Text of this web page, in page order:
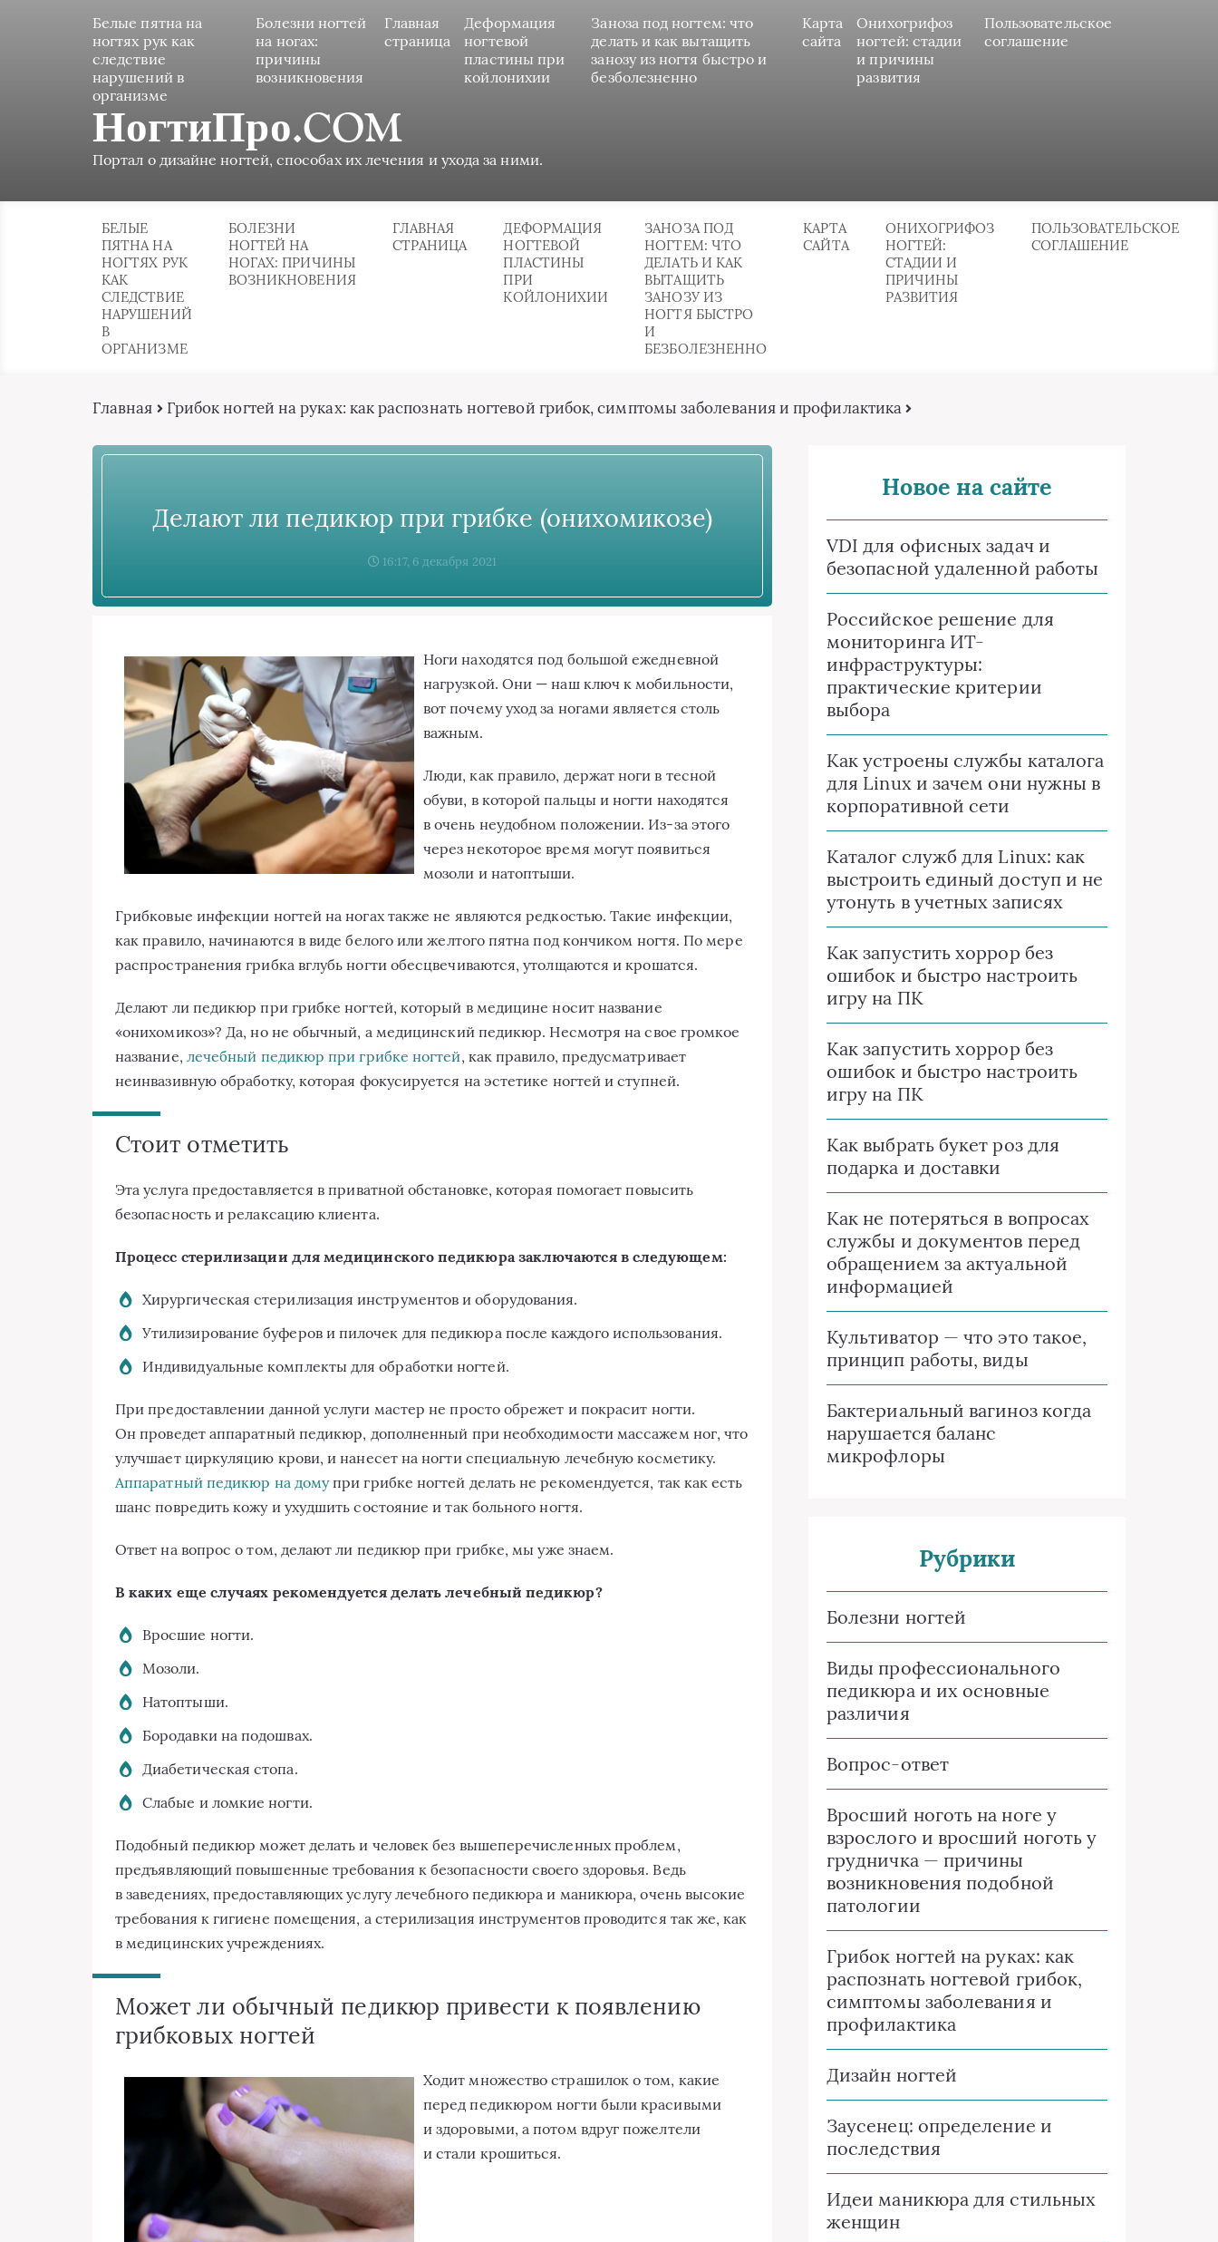
Белые пятна на
ногтях рук как
следствие
нарушений в
организме
Болезни ногтей
на ногах:
причины
возникновения
Главная
страница
Деформация
ногтевой
пластины при
койлонихии
Заноза под ногтем: что
делать и как вытащить
занозу из ногтя быстро и
безболезненно
Карта
сайта
Онихогрифоз
ногтей: стадии
и причины
развития
Пользовательское
соглашение
НогтиПро.COM
Портал о дизайне ногтей, способах их лечения и ухода за ними.
БЕЛЫЕ
ПЯТНА НА
НОГТЯХ РУК
КАК
СЛЕДСТВИЕ
НАРУШЕНИЙ
В
ОРГАНИЗМЕ
БОЛЕЗНИ
НОГТЕЙ НА
НОГАХ: ПРИЧИНЫ
ВОЗНИКНОВЕНИЯ
ГЛАВНАЯ
СТРАНИЦА
ДЕФОРМАЦИЯ
НОГТЕВОЙ
ПЛАСТИНЫ
ПРИ
КОЙЛОНИХИИ
ЗАНОЗА ПОД
НОГТЕМ: ЧТО
ДЕЛАТЬ И КАК
ВЫТАЩИТЬ
ЗАНОЗУ ИЗ
НОГТЯ БЫСТРО
И
БЕЗБОЛЕЗНЕННО
КАРТА
САЙТА
ОНИХОГРИФОЗ
НОГТЕЙ:
СТАДИИ И
ПРИЧИНЫ
РАЗВИТИЯ
ПОЛЬЗОВАТЕЛЬСКОЕ
СОГЛАШЕНИЕ
Главная Грибок ногтей на руках: как распознать ногтевой грибок, симптомы заболевания и профилактика
Делают ли педикюр при грибке (онихомикозе)
16:17, 6 декабря 2021
Ноги находятся под большой ежедневной
нагрузкой. Они — наш ключ к мобильности,
вот почему уход за ногами является столь
важным.
Люди, как правило, держат ноги в тесной
обуви, в которой пальцы и ногти находятся
в очень неудобном положении. Из-за этого
через некоторое время могут появиться
мозоли и натоптыши.
Грибковые инфекции ногтей на ногах также не являются редкостью. Такие инфекции,
как правило, начинаются в виде белого или желтого пятна под кончиком ногтя. По мере
распространения грибка вглубь ногти обесцвечиваются, утолщаются и крошатся.
Делают ли педикюр при грибке ногтей, который в медицине носит название
«онихомикоз»? Да, но не обычный, а медицинский педикюр. Несмотря на свое громкое
название, лечебный педикюр при грибке ногтей, как правило, предусматривает
неинвазивную обработку, которая фокусируется на эстетике ногтей и ступней.
Стоит отметить
Эта услуга предоставляется в приватной обстановке, которая помогает повысить
безопасность и релаксацию клиента.
Процесс стерилизации для медицинского педикюра заключаются в следующем:
Хирургическая стерилизация инструментов и оборудования.
Утилизирование буферов и пилочек для педикюра после каждого использования.
Индивидуальные комплекты для обработки ногтей.
При предоставлении данной услуги мастер не просто обрежет и покрасит ногти.
Он проведет аппаратный педикюр, дополненный при необходимости массажем ног, что
улучшает циркуляцию крови, и нанесет на ногти специальную лечебную косметику.
Аппаратный педикюр на домупри грибке ногтей делать не рекомендуется, так как есть
шанс повредить кожу и ухудшить состояние и так больного ногтя.
Ответ на вопрос о том, делают ли педикюр при грибке, мы уже знаем.
В каких еще случаях рекомендуется делать лечебный педикюр?
Вросшие ногти.
Мозоли.
Натоптыши.
Бородавки на подошвах.
Диабетическая стопа.
Слабые и ломкие ногти.
Подобный педикюр может делать и человек без вышеперечисленных проблем,
предъявляющий повышенные требования к безопасности своего здоровья. Ведь
в заведениях, предоставляющих услугу лечебного педикюра и маникюра, очень высокие
требования к гигиене помещения, а стерилизация инструментов проводится так же, как
в медицинских учреждениях.
Может ли обычный педикюр привести к появлению
грибковых ногтей
Ходит множество страшилок о том, какие
перед педикюром ногти были красивыми
и здоровыми, а потом вдруг пожелтели
и стали крошиться.
Новое на сайте
VDI для офисных задач и
безопасной удаленной работы
Российское решение для
мониторинга ИТ-
инфраструктуры:
практические критерии
выбора
Как устроены службы каталога
для Linux и зачем они нужны в
корпоративной сети
Каталог служб для Linux: как
выстроить единый доступ и не
утонуть в учетных записях
Как запустить хоррор без
ошибок и быстро настроить
игру на ПК
Как запустить хоррор без
ошибок и быстро настроить
игру на ПК
Как выбрать букет роз для
подарка и доставки
Как не потеряться в вопросах
службы и документов перед
обращением за актуальной
информацией
Культиватор — что это такое,
принцип работы, виды
Бактериальный вагиноз когда
нарушается баланс
микрофлоры
Рубрики
Болезни ногтей
Виды профессионального
педикюра и их основные
различия
Вопрос-ответ
Вросший ноготь на ноге у
взрослого и вросший ноготь у
грудничка — причины
возникновения подобной
патологии
Грибок ногтей на руках: как
распознать ногтевой грибок,
симптомы заболевания и
профилактика
Дизайн ногтей
Заусенец: определение и
последствия
Идеи маникюра для стильных
женщин